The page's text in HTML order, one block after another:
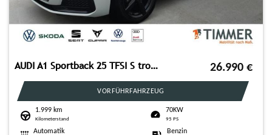
AUDI A1 Sportback 25 TFSI S tronic ADVANCED +LED +VIR 26.990 €
VORFÜHRFAHRZEUG
1.999 km
Kilometerstand
70KW
95 PS
Automatik Benzin